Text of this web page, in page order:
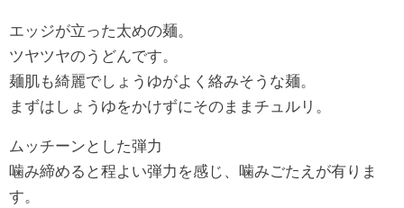
エッジが立った太めの麺。
ツヤツヤのうどんです。
麺肌も綺麗でしょうゆがよく絡みそうな麺。
まずはしょうゆをかけずにそのままチュルリ。
ムッチーンとした弾力
噛み締めると程よい弾力を感じ、噛みごたえが有りま
す。